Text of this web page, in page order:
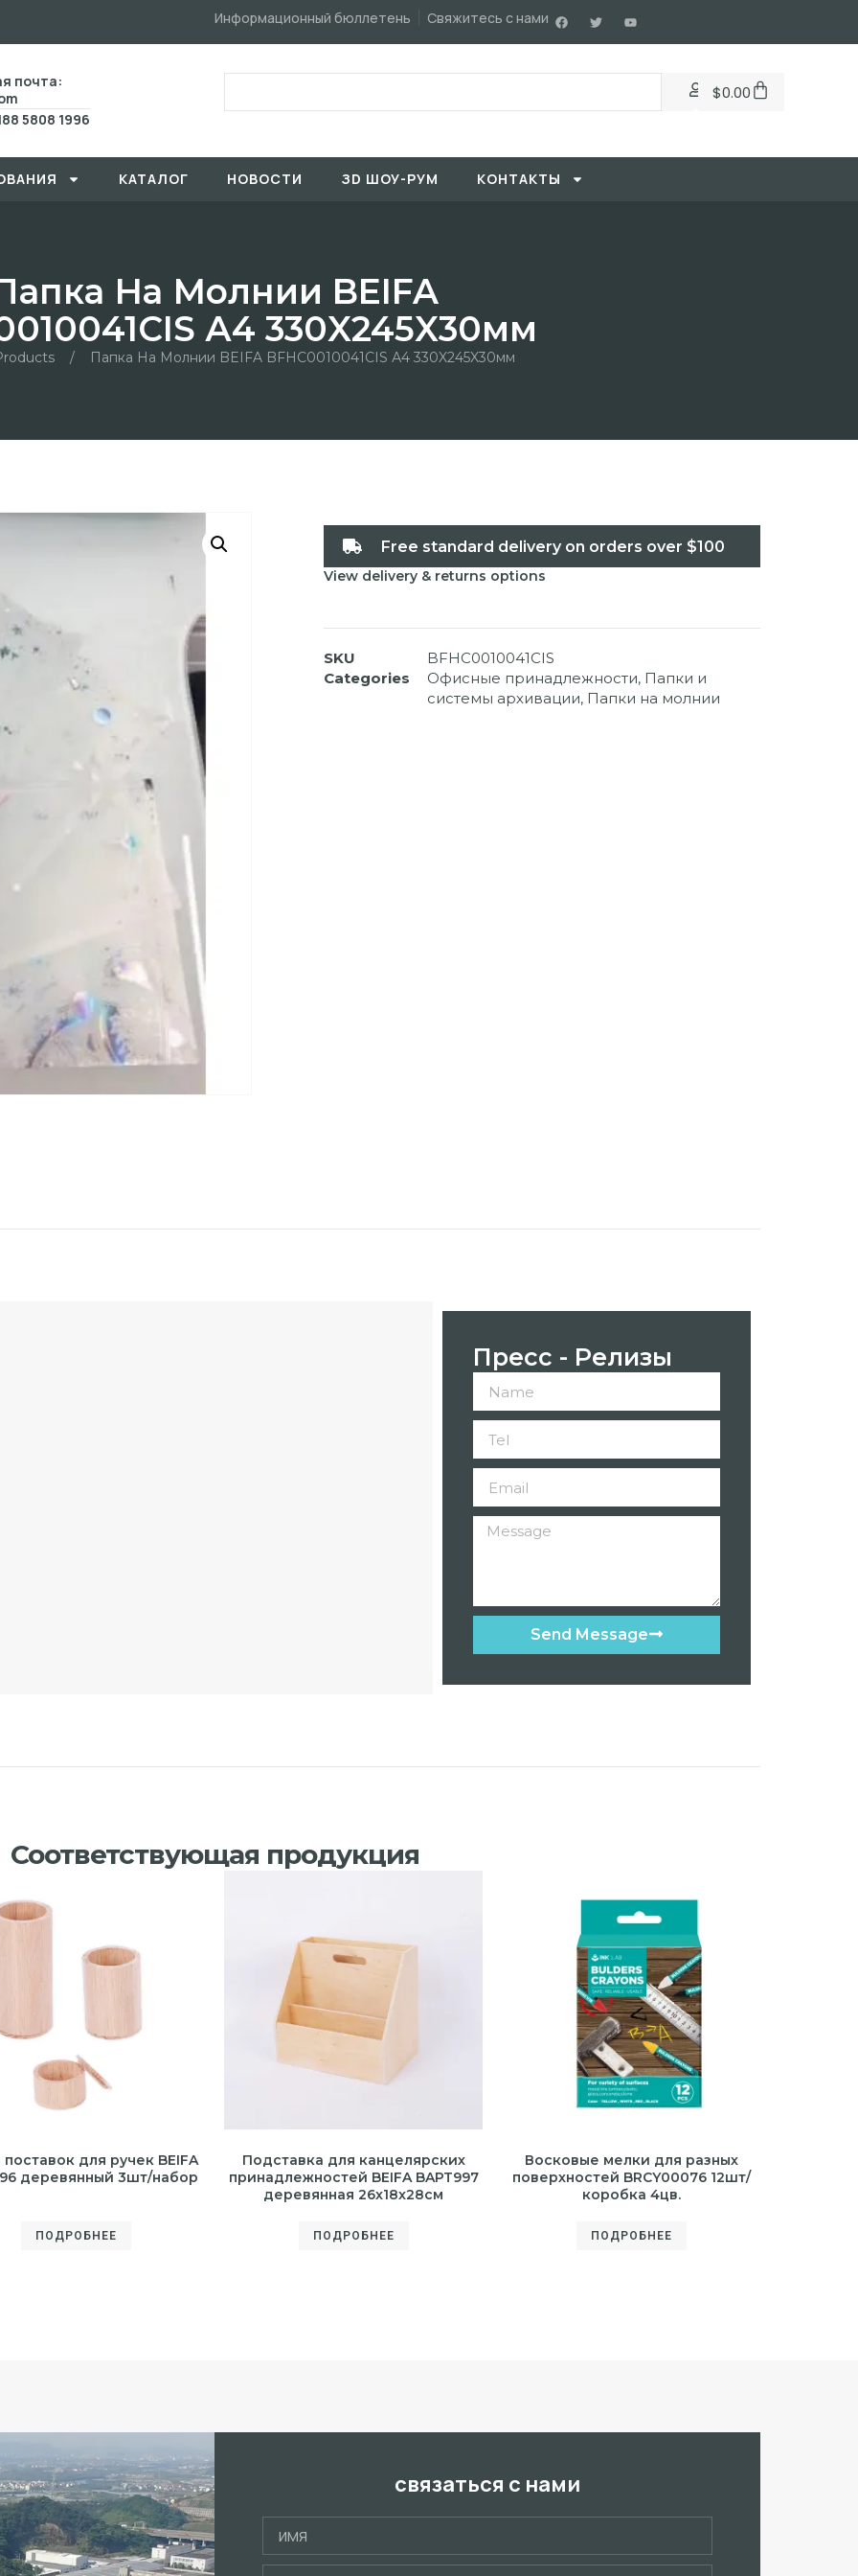
Информационный бюллетень Свяжитесь с нами
почта:
5808 1996
$0.00
КАТАЛОГ HОBOCTИ ЗD ШОУ-РУМ KОНТАКТЫ
На Молнии BEIFA
А4 330X245X30мм
/ Папка На Молнии BEIFA BFHC0010041CIS А4 330X245X30мм
Free standard delivery on orders over $100
View delivery & returns options
SKU
BFHC0010041CIS
Categories
Офисные принадлежности, Папки и
системы архивации, Папки на молнии
Пресс - Релизы
Send Message
Соответствующая продукция
для ручек BEIFA
деревянный 3шт/набор
ПОДРОБНЕЕ
Подставка для канцелярских
принадлежностей BEIFA BAPT997
деревянная 26x18x28см
ПОДРОБНЕЕ
Восковые мелки для разных
поверхностей BRCY00076 12шт/
коробка 4цв.
ПОДРОБНЕЕ
связаться с нами